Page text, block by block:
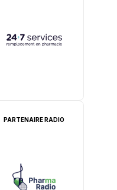
PARTENAIRE RADIO